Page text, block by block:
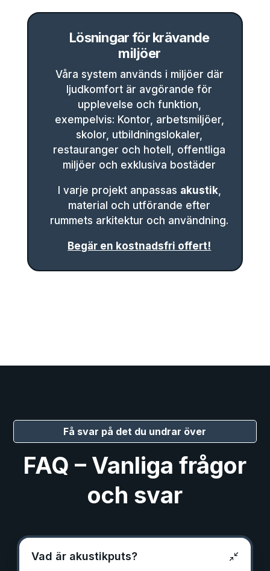
Lösningar för krävande
miljöer
Våra system används i miljöer där
ljudkomfort är avgörande för
upplevelse och funktion,
exempelvis: Kontor, arbetsmiljöer,
s kolor, utbildningslokaler,
restauranger och hotell, offentliga
miljöer och exklusiva bostäder
I varje projekt anpassas akustik,
material och utförande efter
rummets arkitektur och användning.
Begär en kostnadsfri offert!
Få svar på det du undrar över
FAQ – Vanliga frågor
och svar
Vad är akustikputs?